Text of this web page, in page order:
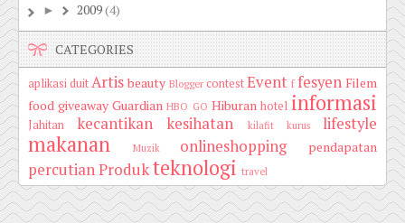
► 2009(4)
CATEGORIES
aplikasi duitArtis beauty Blogger contestEvent f fesyen Filem
food giveaway Guardian HBO GO Hiburan hotel informasi
Jahitan kecantikan kesihatan kilafit kurus lifestyle
makanan Muzik onlineshopping pendapatan
percutianProdukteknologi travel